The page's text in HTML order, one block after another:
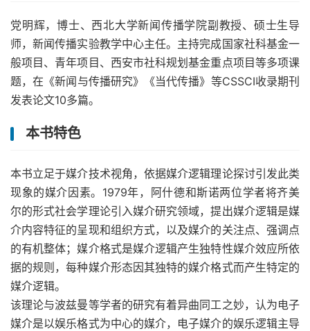
党明辉，博士、西北大学新闻传播学院副教授、硕士生导
师，新闻传播实验教学中心主任。主持完成国家社科基金一
般项目、青年项目、西安市社科规划基金重点项目等多项课
题，在《新闻与传播研究》《当代传播》等CSSCI收录期刊
发表论文10多篇。
本书特色
本书立足于媒介技术视角，依据媒介逻辑理论探讨引发此类
现象的媒介因素。1979年，阿什德和斯诺两位学者将齐美
尔的形式社会学理论引入媒介研究领域，提出媒介逻辑是媒
介内容特征的呈现和组织方式，以及媒介的关注点、强调点
的有机整体；媒介格式是媒介逻辑产生独特性媒介效应所依
据的规则，每种媒介形态因其独特的媒介格式而产生特定的
媒介逻辑。
该理论与波兹曼等学者的研究有着异曲同工之妙，认为电子
媒介是以娱乐格式为中心的媒介，电子媒介的娱乐逻辑主导